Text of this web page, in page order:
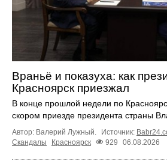
Враньё и показуха: как
Красноярск приезжал
В конце прошлой недели по
скором приезде президента страны
Автор: Валерий Лужный. Источник:
Скандалы
Красноярск 929 06.08.2026